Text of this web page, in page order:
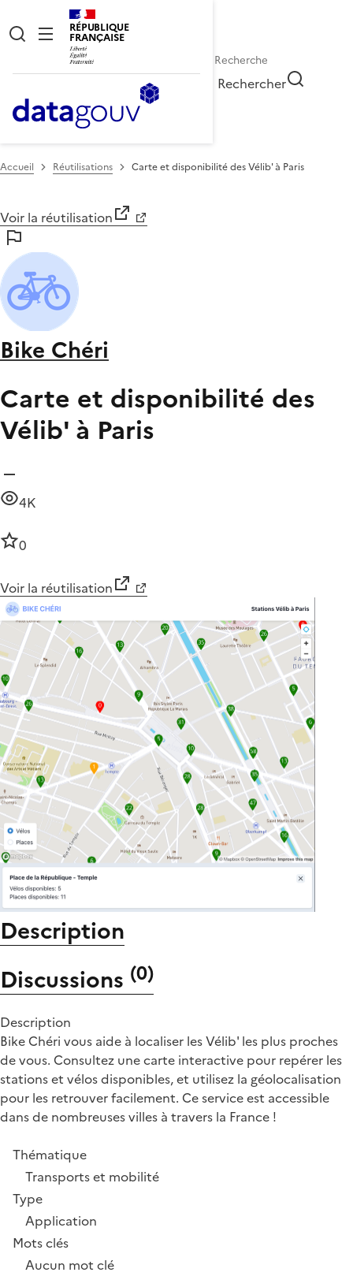
RÉPUBLIQUE
FRANÇAISE
Rechercher
Accueil Réutilisations Carte et disponibilité des Vélib' à Paris
Voir la réutilisation
Bike Chéri
Carte et disponibilité des
Vélib' à Paris
4K
0
Voir la réutilisation
Description
Discussions (0)
Description
Bike Chéri vous aide à localiser les Vélib' les plus proches
de vous. Consultez une carte interactive pour repérer les
stations et vélos disponibles, et utilisez la géolocalisation
pour les retrouver facilement. Ce service est accessible
dans de nombreuses villes à travers la France !
Thématique
Transports et mobilité
Type
Application
Mots clés
Aucun mot clé